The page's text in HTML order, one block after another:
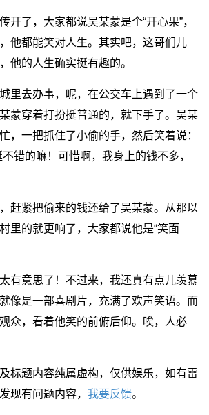
开了，大家都说吴某蒙是个“开心果”，
他都能笑对人生。其实吧，这哥们儿
他的人生确实挺有趣的。
里去办事，呢，在公交车上遇到了一个
蒙穿着打扮挺普通的，就下手了。吴某
，一把抓住了小偷的手，然后笑着说：
错的嘛！可惜啊，我身上的钱不多，
赶紧把偷来的钱还给了吴某蒙。从那以
里的就更响了，大家都说他是“笑面
有意思了！不过来，我还真有点儿羡慕
像是一部喜剧片，充满了欢声笑语。而
众，看着他笑的前俯后仰。唉，人必
标题内容纯属虚构，仅供娱乐，如有雷
现有问题内容， 我要反馈。